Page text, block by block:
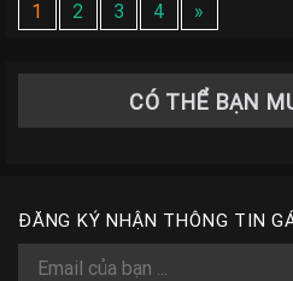
1 2 3 4 »
CÓ THỂ BẠN
ĐĂNG KÝ NHẬN THÔNG TIN